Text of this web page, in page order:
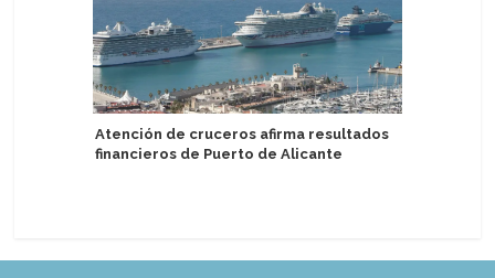
Atención de cruceros afirma resultados
financieros de Puerto de Alicante